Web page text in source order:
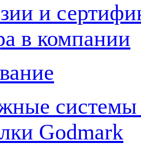
и
в компании
системы
Godmark